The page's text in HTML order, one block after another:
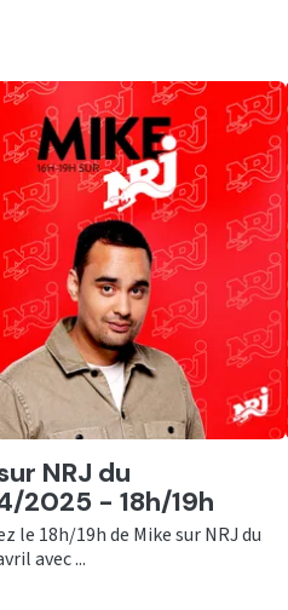
NRJ du
2025 - 18h/19h
le 18h/19h de Mike sur NRJ du
avec ...